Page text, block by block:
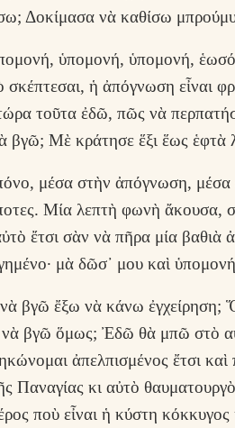
Δοκίμασα νὰ καθίσω
ὑπομονή, ὑπομονή,
ἡ ἀπόγνωση εἶναι
τοῦτα ἐδῶ, πῶς νὰ
βγῶ; Μὲ κράτησε ἕξι ἕως ἑφτὰ
μέσα στὴν ἀπόγνωση, μέσα
Μία λεπτὴ φωνὴ ἄκουσα,
ἔτσι σὰν νὰ πῆρα μία βαθιὰ
μὰ δῶσ᾿ μου καὶ
βγῶ ἔξω νὰ κάνω ἐγχείρηση;
βγῶ ὅμως; Ἐδῶ θὰ μπῶ στὸ
ἀπελπισμένος ἔτσι
Παναγίας κι αὐτὸ
ποὺ εἶναι ἡ κύστη κόκκυγος